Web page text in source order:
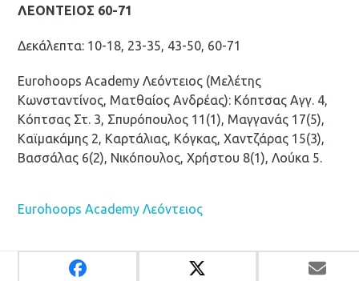
ΛΕΟΝΤΕΙΟΣ 60-71
Δεκάλεπτα: 10-18, 23-35, 43-50, 60-71
Eurohoops Academy Λεόντειος (Μελέτης
Κωνσταντίνος, Ματθαίος Ανδρέας): Κόπτσας Αγγ. 4,
Κόπτσας Στ. 3, Σπυρόπουλος 11(1), Μαγγανάς 17(5),
Καϊμακάμης 2, Καρτάλιας, Κόγκας, Χαντζάρας 15(3),
Βασσάλας 6(2), Νικόπουλος, Χρήστου 8(1), Λούκα 5.
Eurohoops Academy Λεόντειος
Πρωτάθλημα ΕΣΚΑ
ΕΣΚΑ Νέων: Ξεκινά η Β’